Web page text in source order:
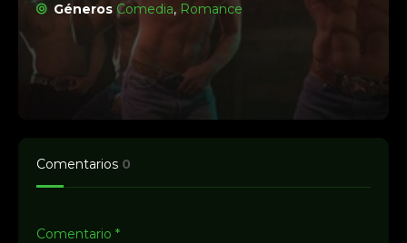
Géneros Comedia, Romance
Comentarios 0
Comentario *